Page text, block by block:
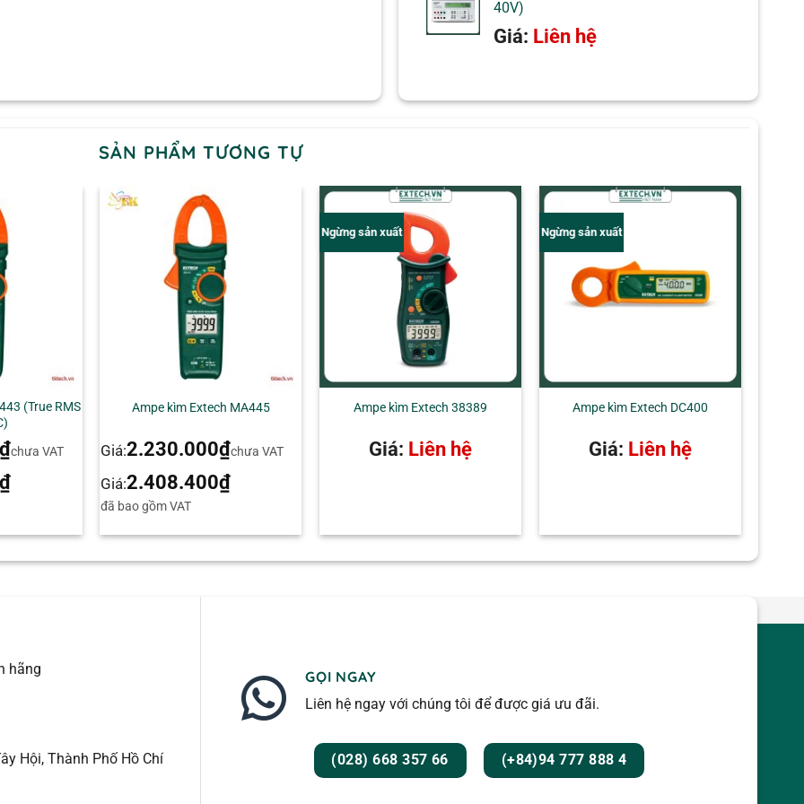
40V)
Giá: Liên hệ
SẢN PHẨM TƯƠNG TỰ
(True RMS
chưa VAT
Ampe kìm Extech MA445
Giá:2.230.000₫chưa VAT
Giá:2.408.400₫
đã bao gồm VAT
Ngừng sản xuất
Ampe kìm Extech 38389
Giá: Liên hệ
Ngừng sản xuất
Ampe kìm Extech DC400
Giá: Liên hệ
hãng
Hội, Thành Phố Hồ Chí
GỌI NGAY
Liên hệ ngay với chúng tôi để được giá ưu đãi.
(028) 668 357 66 (+84)94 777 888 4